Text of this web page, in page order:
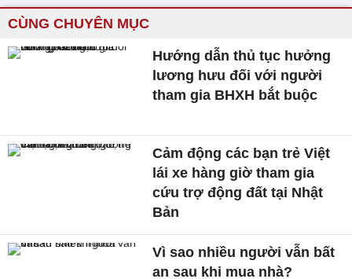
CÙNG CHUYÊN MỤC
Hướng dẫn thủ tục hưởng
lương hưu đối với người
tham gia BHXH bắt buộc
Cảm động các bạn trẻ Việt
lái xe hàng giờ tham gia
cứu trợ động đất tại Nhật
Bản
Vì sao nhiều người vẫn bất
an sau khi mua nhà?